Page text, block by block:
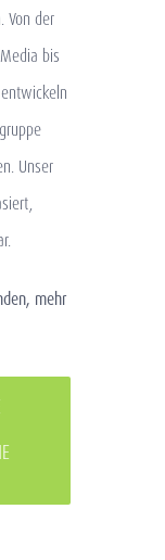
Von der
bis
Unser
mehr